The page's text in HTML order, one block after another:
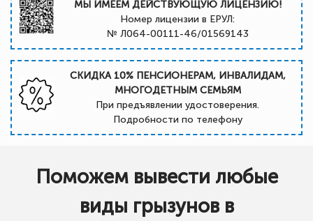
МЫ ИМЕЕМ ДЕЙСТВУЮЩУЮ ЛИЦЕНЗИЮ!
Номер лицензии в ЕРУЛ:
№ Л064-00111-46/01569143
СКИДКА 10% ПЕНСИОНЕРАМ, ИНВАЛИДАМ,
МНОГОДЕТНЫМ СЕМЬЯМ
При предъявлении удостоверения.
Подробности по телефону
Поможем вывести любые
виды грызунов в